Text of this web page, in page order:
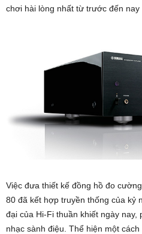
chơi hài lòng nhất từ trước đến nay
Việc đưa thiết kế đồng hồ đo
80 đã kết hợp truyền thống của kỷ
đại của Hi-Fi thuần khiết ngày
nhạc sành điệu. Thể hiện một